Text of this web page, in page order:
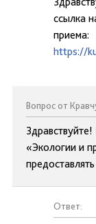
ссылка
приема:
https://
Вопрос от
«Экологии и
Ответ: